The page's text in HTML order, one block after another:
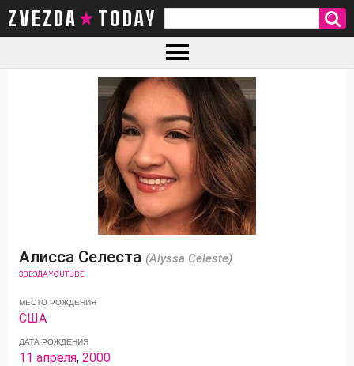
ZVEZDA TODAY
Алисса Селеста (Alyssa Celeste)
ЗВЕЗДА YOUTUBE
МЕСТО РОЖДЕНИЯ
США
ДАТА РОЖДЕНИЯ
11 апреля,2000